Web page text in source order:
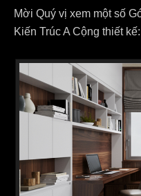
Mời Quý vị xem một số
Kiến Trúc A Cộng thiết kế: